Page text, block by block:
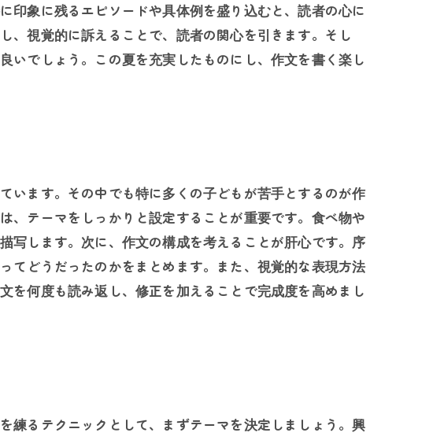
印象に残るエピソードや具体例を盛り込むと、読者の心に
、視覚的に訴えることで、読者の関心を引きます。そし
いでしょう。この夏を充実したものにし、作文を書く楽し
います。その中でも特に多くの子どもが苦手とするのが作
、テーマをしっかりと設定することが重要です。食べ物や
写します。次に、作文の構成を考えることが肝心です。序
てどうだったのかをまとめます。また、視覚的な表現方法
を何度も読み返し、修正を加えることで完成度を高めまし
練るテクニックとして、まずテーマを決定しましょう。興